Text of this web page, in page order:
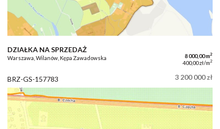
DZIAŁKA NA SPRZEDAŻ
Warszawa, Wilanów, Kępa Zawadowska 8 000,00 m2
400,00 zł/m2
BRZ-GS-157783 3 200 000 zł